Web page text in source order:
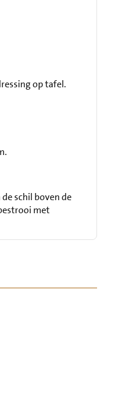
op tafel.
schil boven de
met